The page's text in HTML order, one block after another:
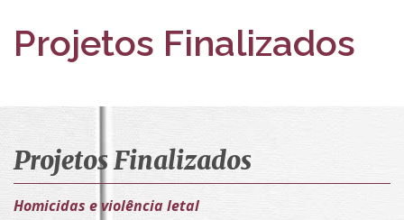
Projetos Finalizados
Projetos Finalizados
Homicidas e violência letal